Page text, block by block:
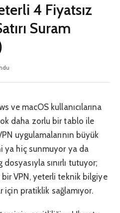
4 Fiyatsız
Suram
ve macOS kullanıcılarına
daha zorlu bir tablo ile
uygulamalarının büyük
ya hiç sunmuyor ya da
sınırlı tutuyor;
VPN, yeterli teknik bilgiye
için pratiklik sağlamıyor.